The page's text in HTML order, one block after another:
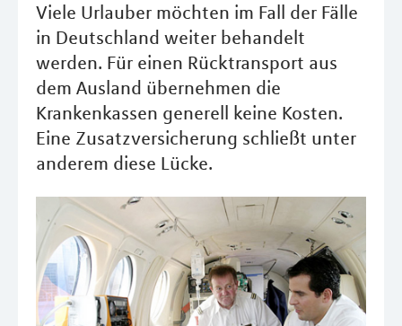
Viele Urlauber möchten im Fall der Fälle
in Deutschland weiter behandelt
werden. Für einen Rücktransport aus
dem Ausland übernehmen die
Krankenkassen generell keine Kosten.
Eine Zusatzversicherung schließt unter
anderem diese Lücke.